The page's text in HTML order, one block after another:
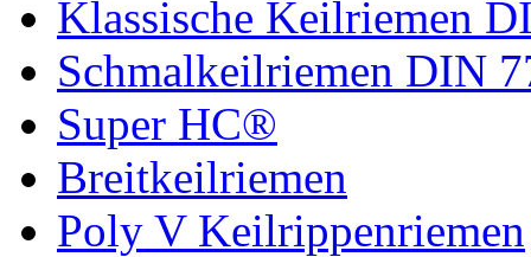
Klassische Keilriemen
Schmalkeilriemen DIN
Super HC®
Breitkeilriemen
Poly V Keilrippenriemen